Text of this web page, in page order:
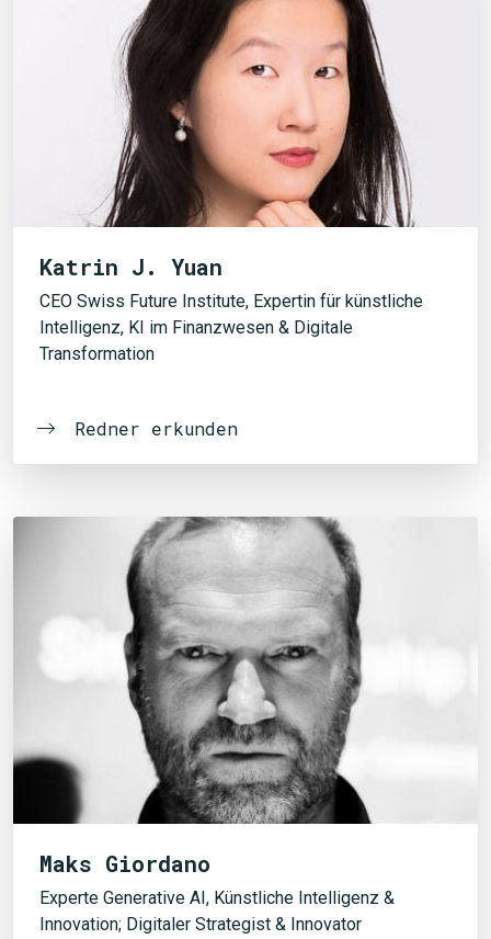
Katrin J. Yuan
CEO Swiss Future Institute, Expertin für künstliche
Intelligenz, KI im Finanzwesen & Digitale
Transformation
Redner erkunden
Maks Giordano
Experte Generative AI, Künstliche Intelligenz &
Innovation; Digitaler Strategist & Innovator